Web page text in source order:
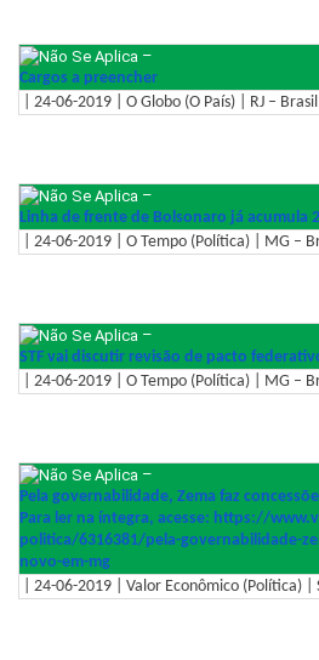
–
Cargos a preencher
| 24-06-2019 | O Globo (O País) | RJ – Brasil
–
Linha de frente de Bolsonaro já acumula
| 24-06-2019 | O Tempo (Política) | MG –
–
STF vai discutir revisão de pacto
| 24-06-2019 | O Tempo (Política) | MG –
–
Pela governabilidade, Zema faz
Para ler na íntegra, acesse: https://
politica/6316381/pela-governabilidade-
novo-em-mg
| 24-06-2019 | Valor Econômico (Política) |